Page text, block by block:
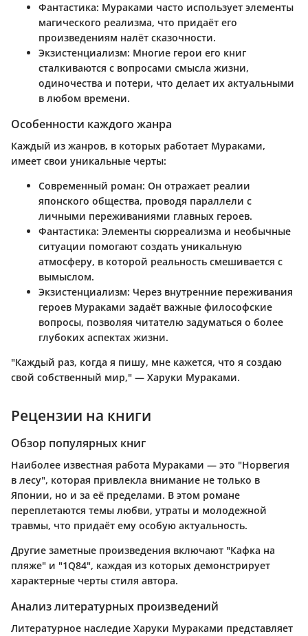
Фантастика: Мураками часто использует элементы
магического реализма, что придаёт его
произведениям налёт сказочности.
Экзистенциализм: Многие герои его книг
сталкиваются с вопросами смысла жизни,
одиночества и потери, что делает их актуальными
в любом времени.
Особенности каждого жанра
Каждый из жанров, в которых работает Мураками,
имеет свои уникальные черты:
Современный роман: Он отражает реалии
японского общества, проводя параллели с
личными переживаниями главных героев.
Фантастика: Элементы сюрреализма и необычные
ситуации помогают создать уникальную
атмосферу, в которой реальность смешивается с
вымыслом.
Экзистенциализм: Через внутренние переживания
героев Мураками задаёт важные философские
вопросы, позволяя читателю задуматься о более
глубоких аспектах жизни.
"Каждый раз, когда я пишу, мне кажется, что я создаю
свой собственный мир," — Харуки Мураками.
Рецензии на книги
Обзор популярных книг
Наиболее известная работа Мураками — это "Норвегия
в лесу", которая привлекла внимание не только в
Японии, но и за её пределами. В этом романе
переплетаются темы любви, утраты и молодежной
травмы, что придаёт ему особую актуальность.
Другие заметные произведения включают "Кафка на
пляже" и "1Q84", каждая из которых демонстрирует
характерные черты стиля автора.
Анализ литературных произведений
Литературное наследие Харуки Мураками представляет